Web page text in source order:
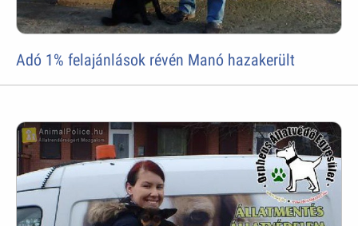
Adó 1% felajánlások révén Manó hazakerült